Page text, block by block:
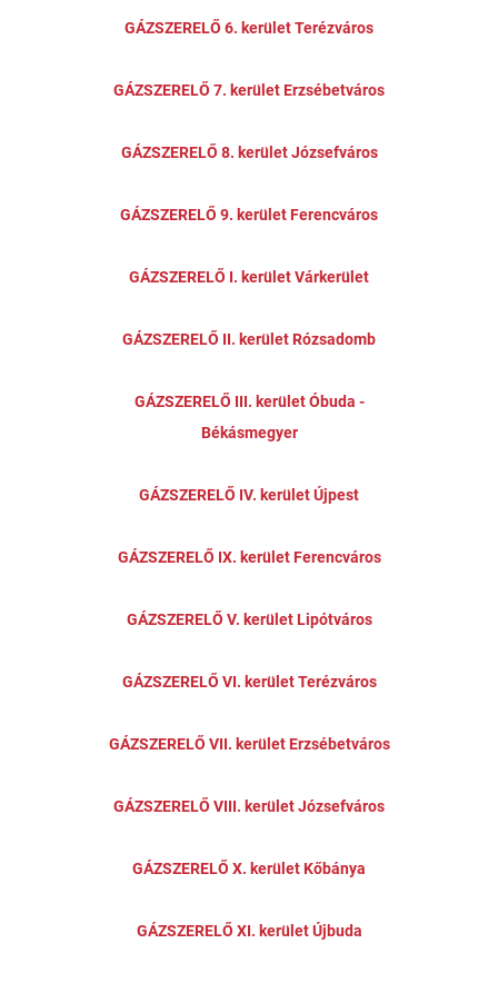
GÁZSZERELŐ 6. kerület Terézváros
GÁZSZERELŐ 7. kerület Erzsébetváros
GÁZSZERELŐ 8. kerület Józsefváros
GÁZSZERELŐ 9. kerület Ferencváros
GÁZSZERELŐ I. kerület Várkerület
GÁZSZERELŐ II. kerület Rózsadomb
GÁZSZERELŐ III. kerület Óbuda -
Békásmegyer
GÁZSZERELŐ IV. kerület Újpest
GÁZSZERELŐ IX. kerület Ferencváros
GÁZSZERELŐ V. kerület Lipótváros
GÁZSZERELŐ VI. kerület Terézváros
GÁZSZERELŐ VII. kerület Erzsébetváros
GÁZSZERELŐ VIII. kerület Józsefváros
GÁZSZERELŐ X. kerület Kőbánya
GÁZSZERELŐ XI. kerület Újbuda